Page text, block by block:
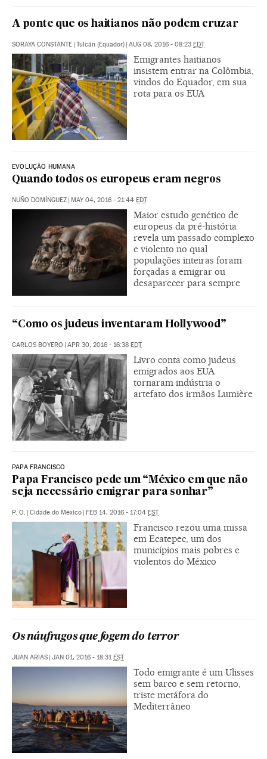
A ponte que os haitianos não podem cruzar
SORAYA CONSTANTE | Tulcán (Equador) | AUG 08, 2016 - 08:23 EDT
Emigrantes haitianos
insistem entrar na Colômbia,
vindos do Equador, em sua
rota para os EUA
EVOLUÇÃO HUMANA
Quando todos os europeus eram negros
NUÑO DOMÍNGUEZ | MAY 04, 2016 - 21:44 EDT
Maior estudo genético de
europeus da pré-história
revela um passado complexo
e violento no qual
populações inteiras foram
forçadas a emigrar ou
desaparecer para sempre
“Como os judeus inventaram Hollywood”
CARLOS BOYERO | APR 30, 2016 - 16:38 EDT
Livro conta como judeus
emigrados aos EUA
tornaram indústria o
artefato dos irmãos Lumière
PAPA FRANCISCO
Papa Francisco pede um “México em que não
seja necessário emigrar para sonhar”
P. O. | Cidade do México | FEB 14, 2016 - 17:04 EST
Francisco rezou uma missa
em Ecatepec, um dos
municípios mais pobres e
violentos do México
Os náufragos que fogem do terror
JUAN ARIAS | JAN 01, 2016 - 18:31EST
Todo emigrante é um Ulisses
sem barco e sem retorno,
triste metáfora do
Mediterrâneo